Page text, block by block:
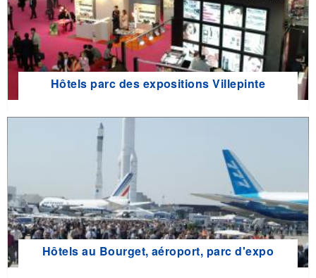
Hôtels parc des expositions Villepinte
Hôtels au Bourget, aéroport, parc d'expo